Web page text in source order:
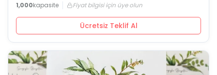
1,000kapasite Fiyat bilgisi için üye olun
Ücretsiz Teklif Al